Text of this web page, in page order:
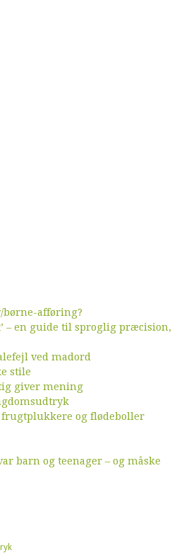
børne-afføring?
– en guide til sproglig præcision,
ved madord
stile
giver mening
og flødeboller
barn og teenager – og måske